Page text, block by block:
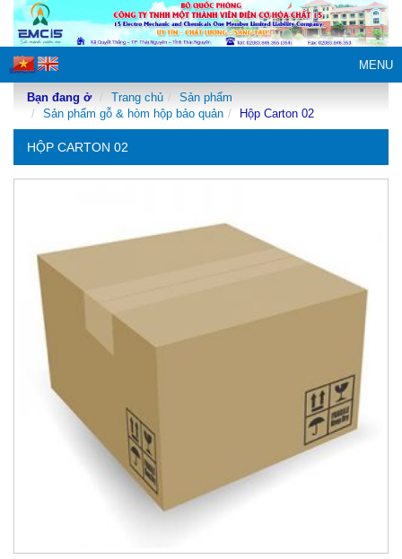
MENU
Bạn đang ở Trang chủ
Sản phẩm
Sản phẩm gỗ & hòm hộp bảo quản
Hộp Carton 02
HỘP CARTON 02